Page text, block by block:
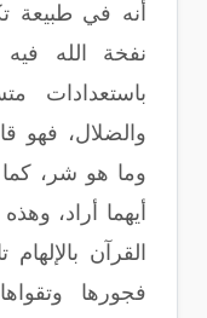
أنه في طبيعة
نفخة الله
باستعدادات
والضلال، فهو
وما هو شر،
أيهما أراد،
القرآن
فجورها